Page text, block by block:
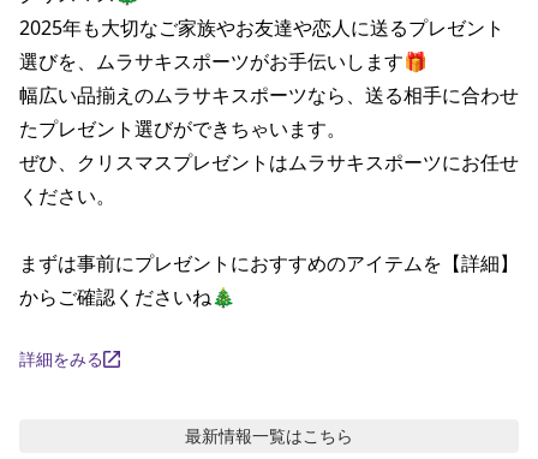
ポイント・クーポンもこのアプリで！
2025年も大切なご家族やお友達や恋人に送るプレゼント
選びを、ムラサキスポーツがお手伝いします🎁
幅広い品揃えのムラサキスポーツなら、送る相手に合わせ
たプレゼント選びができちゃいます。
ぜひ、クリスマスプレゼントはムラサキスポーツにお任せ
ください。
まずは事前にプレゼントにおすすめのアイテムを【詳細】
からご確認くださいね🎄
詳細をみる
最新情報一覧はこちら